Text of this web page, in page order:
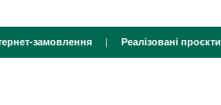
замовлення | Реалізовані проєкти